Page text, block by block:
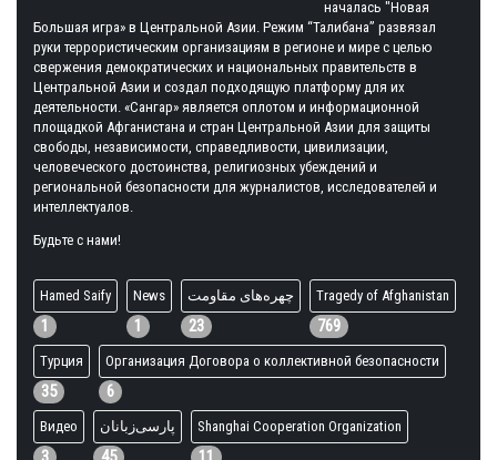
началась "Новая
Большая игра» в Центральной Азии. Режим “Талибана” развязал
руки террористическим организациям в регионе и мире с целью
свержения демократических и национальных правительств в
Центральной Азии и создал подходящую платформу для их
деятельности. «Сангар» является оплотом и информационной
площадкой Афганистана и стран Центральной Азии для защиты
свободы, независимости, справедливости, цивилизации,
человеческого достоинства, религиозных убеждений и
региональной безопасности для журналистов, исследователей и
интеллектуалов.
Будьте с нами!
Hamed Saify
1
News
1
چهره‌های مقاومت
23
Tragedy of Afghanistan
769
Турция
35
Организация Договора о коллективной безопасности
6
Видео پارسی‌زبانان Shanghai Cooperation Organization